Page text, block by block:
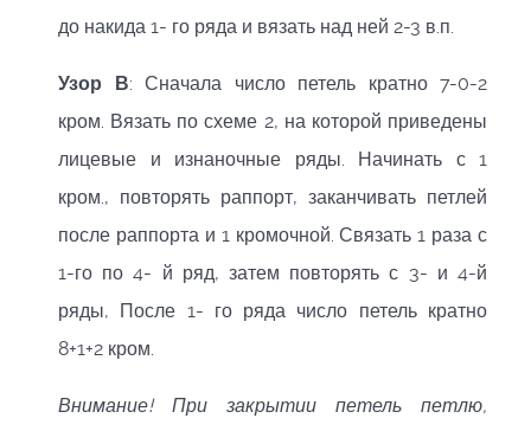
до накида 1- го ряда и вязать над ней 2-3 в.п.
Узор В: Сначала число петель кратно 7-0-2
кром. Вязать по схеме 2, на которой приведены
лицевые и изнаночные ряды. Начинать с 1
кром., повторять раппорт, заканчивать петлей
после раппорта и 1 кромочной. Связать 1 раза с
1-го по 4- й ряд, затем повторять с 3- и 4-й
ряды, После 1- го ряда число петель кратно
8+1+2 кром.
Внимание! При закрытии петель петлю,